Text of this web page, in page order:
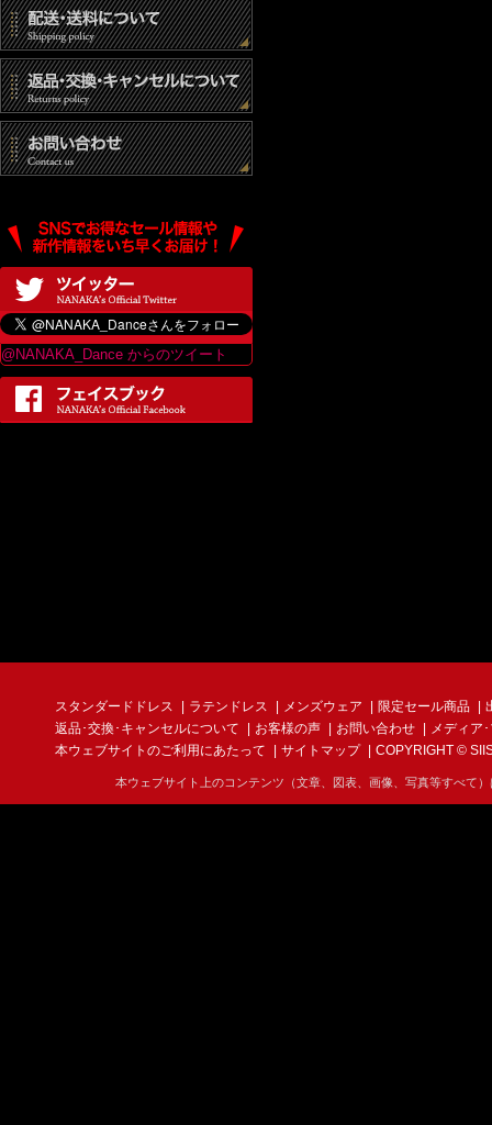
@NANAKA_Dance からのツイート
スタンダードドレス ラテンドレス メンズウェア 限定セール商品
返品･交換･キャンセルについて
お客様の声 お問い合わせ
メディア
本ウェブサイトのご利用にあたって
サイトマップ COPYRIGHT ©
本ウェブサイト上のコンテンツ（文章、図表、画像、写真等すべて